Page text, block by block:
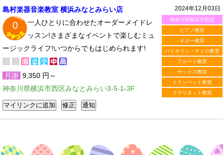
2024年12月03日
神奈川県横浜市西区
ピアノ教室
ギター教室
バイオリン・チェロ教室
フルート教室
サックス教室
トランペット教室
クラリネット教室
島村楽器音楽教室 横浜みなとみらい店
0
一人ひとりに合わせたオーダーメイドレ
ッスン!さまざまなイベントで楽しむミュ
ージックライフ!いつからでもはじめられます!
月謝 9,350 円～
神奈川県横浜市西区みなとみらい3-5-1-3F